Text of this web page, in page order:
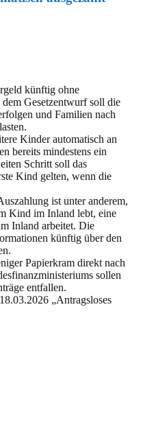
künftig ohne
Gesetzentwurf soll die
und Familien nach
Kinder automatisch an
bereits mindestens ein
Schritt soll das
Kind gelten, wenn die
ist unter anderem,
Kind im Inland lebt, eine
Inland arbeitet. Die
künftig über den
Papierkram direkt nach
sollen
entfallen.
„Antragsloses